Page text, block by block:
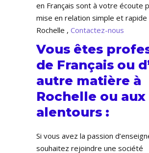
en Français sont à votre écoute
mise en relation simple et rapide
Rochelle , Contactez-nous
Vous êtes
de Français ou
autre matière à
Rochelle ou aux
alentours :
Si vous avez la passion
souhaitez rejoindre une société